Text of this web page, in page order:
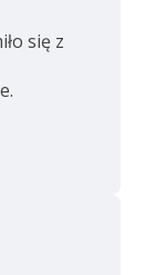
się z